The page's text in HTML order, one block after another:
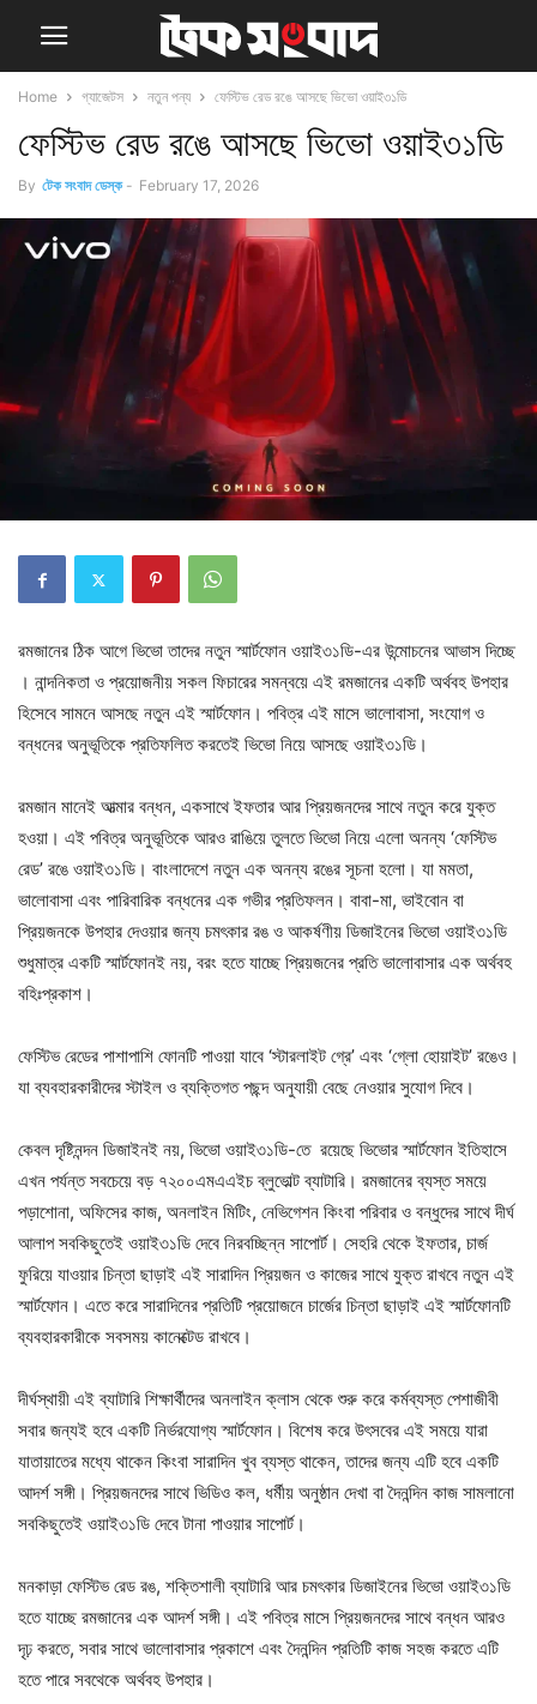
Home গ্যাজেটস নতুন পন্য ফেস্টিভ রেড রঙে আসছে ভিভো ওয়াই৩১ডি
ফেস্টিভ রেড রঙে আসছে ভিভো ওয়াই৩১ডি
By টেক সংবাদ ডেস্ক - February 17, 2026
রমজানের ঠিক আগে ভিভো তাদের নতুন স্মার্টফোন ওয়াই৩১ডি-এর উন্মোচনের আভাস দিচ্ছে
। নান্দনিকতা ও প্রয়োজনীয় সকল ফিচারের সমন্বয়ে এই রমজানের একটি অর্থবহ উপহার
হিসেবে সামনে আসছে নতুন এই স্মার্টফোন। পবিত্র এই মাসে ভালোবাসা, সংযোগ ও
বন্ধনের অনুভূতিকে প্রতিফলিত করতেই ভিভো নিয়ে আসছে ওয়াই৩১ডি।
রমজান মানেই আত্মার বন্ধন, একসাথে ইফতার আর প্রিয়জনদের সাথে নতুন করে যুক্ত
হওয়া। এই পবিত্র অনুভূতিকে আরও রাঙিয়ে তুলতে ভিভো নিয়ে এলো অনন্য ‘ফেস্টিভ
রেড’ রঙে ওয়াই৩১ডি। বাংলাদেশে নতুন এক অনন্য রঙের সূচনা হলো। যা মমতা,
ভালোবাসা এবং পারিবারিক বন্ধনের এক গভীর প্রতিফলন। বাবা-মা, ভাইবোন বা
প্রিয়জনকে উপহার দেওয়ার জন্য চমৎকার রঙ ও আকর্ষণীয় ডিজাইনের ভিভো ওয়াই৩১ডি
শুধুমাত্র একটি স্মার্টফোনই নয়, বরং হতে যাচ্ছে প্রিয়জনের প্রতি ভালোবাসার এক অর্থবহ
বহিঃপ্রকাশ।
ফেস্টিভ রেডের পাশাপাশি ফোনটি পাওয়া যাবে ‘স্টারলাইট গ্রে’ এবং ‘গ্লো হোয়াইট’ রঙেও।
যা ব্যবহারকারীদের স্টাইল ও ব্যক্তিগত পছন্দ অনুযায়ী বেছে নেওয়ার সুযোগ দিবে।
কেবল দৃষ্টিনন্দন ডিজাইনই নয়, ভিভো ওয়াই৩১ডি-তে রয়েছে ভিভোর স্মার্টফোন ইতিহাসে
এখন পর্যন্ত সবচেয়ে বড় ৭২০০এমএএইচ ব্লুভোল্ট ব্যাটারি। রমজানের ব্যস্ত সময়ে
পড়াশোনা, অফিসের কাজ, অনলাইন মিটিং, নেভিগেশন কিংবা পরিবার ও বন্ধুদের সাথে দীর্ঘ
আলাপ সবকিছুতেই ওয়াই৩১ডি দেবে নিরবচ্ছিন্ন সাপোর্ট। সেহরি থেকে ইফতার, চার্জ
ফুরিয়ে যাওয়ার চিন্তা ছাড়াই এই সারাদিন প্রিয়জন ও কাজের সাথে যুক্ত রাখবে নতুন এই
স্মার্টফোন। এতে করে সারাদিনের প্রতিটি প্রয়োজনে চার্জের চিন্তা ছাড়াই এই স্মার্টফোনটি
ব্যবহারকারীকে সবসময় কানেক্টেড রাখবে।
দীর্ঘস্থায়ী এই ব্যাটারি শিক্ষার্থীদের অনলাইন ক্লাস থেকে শুরু করে কর্মব্যস্ত পেশাজীবী
সবার জন্যই হবে একটি নির্ভরযোগ্য স্মার্টফোন। বিশেষ করে উৎসবের এই সময়ে যারা
যাতায়াতের মধ্যে থাকেন কিংবা সারাদিন খুব ব্যস্ত থাকেন, তাদের জন্য এটি হবে একটি
আদর্শ সঙ্গী। প্রিয়জনদের সাথে ভিডিও কল, ধর্মীয় অনুষ্ঠান দেখা বা দৈনন্দিন কাজ সামলানো
সবকিছুতেই ওয়াই৩১ডি দেবে টানা পাওয়ার সাপোর্ট।
মনকাড়া ফেস্টিভ রেড রঙ, শক্তিশালী ব্যাটারি আর চমৎকার ডিজাইনের ভিভো ওয়াই৩১ডি
হতে যাচ্ছে রমজানের এক আদর্শ সঙ্গী। এই পবিত্র মাসে প্রিয়জনদের সাথে বন্ধন আরও
দৃঢ় করতে, সবার সাথে ভালোবাসার প্রকাশে এবং দৈনন্দিন প্রতিটি কাজ সহজ করতে এটি
হতে পারে সবথেকে অর্থবহ উপহার।